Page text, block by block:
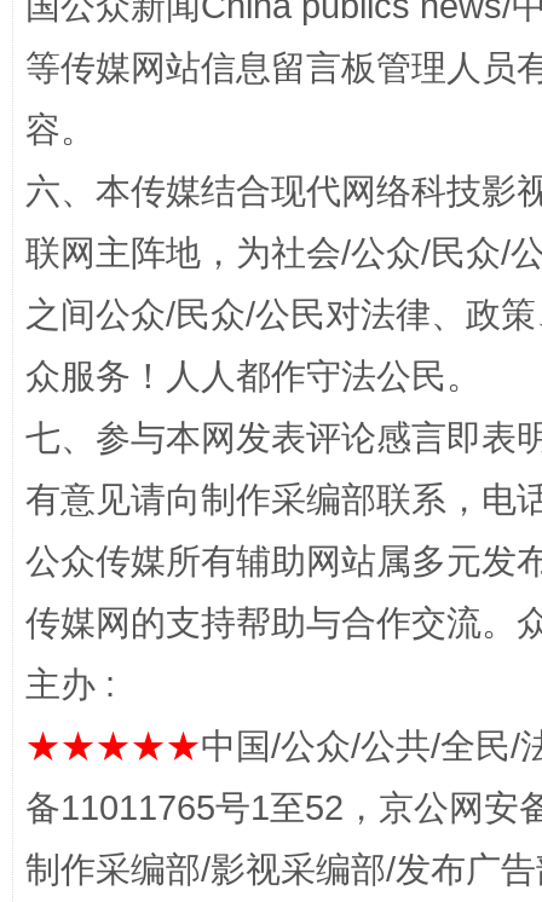
招工难、用工荒背后
网上购药对药下症？
等传媒网站信息留言板管理人员
容。
六、本传媒结合现代网络科技影
联网主阵地，为社会/公众/民众/
之间公众/民众/公民对法律、政
众服务！人人都作守法公民。
七、参与本网发表评论感言即表
有意见请向制作采编部联系，电
公众传媒所有辅助网站属多元发
传媒网的支持帮助与合作交流。
主办 :
★★★★★中国/公众/公共/全民/
备11011765号1至52，京公网安
制作采编部/影视采编部/发布广